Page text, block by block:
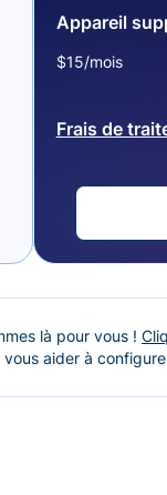
Appareil
$15/mois
Frais de
là pour vous !
aider à